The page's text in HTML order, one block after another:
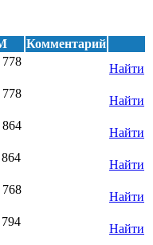
Комментарий
778
Найти
778
Найти
864
Найти
Найти
768
Найти
Найти